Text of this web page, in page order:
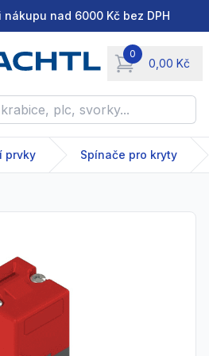
nad 6000 Kč bez DPH
0
0,00 Kč
items in cart,
plc, svorky...
prvky Spínače pro kryty